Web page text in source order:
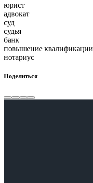
юрист
адвокат
суд
судья
банк
повышение квалификации
нотариус
Поделиться